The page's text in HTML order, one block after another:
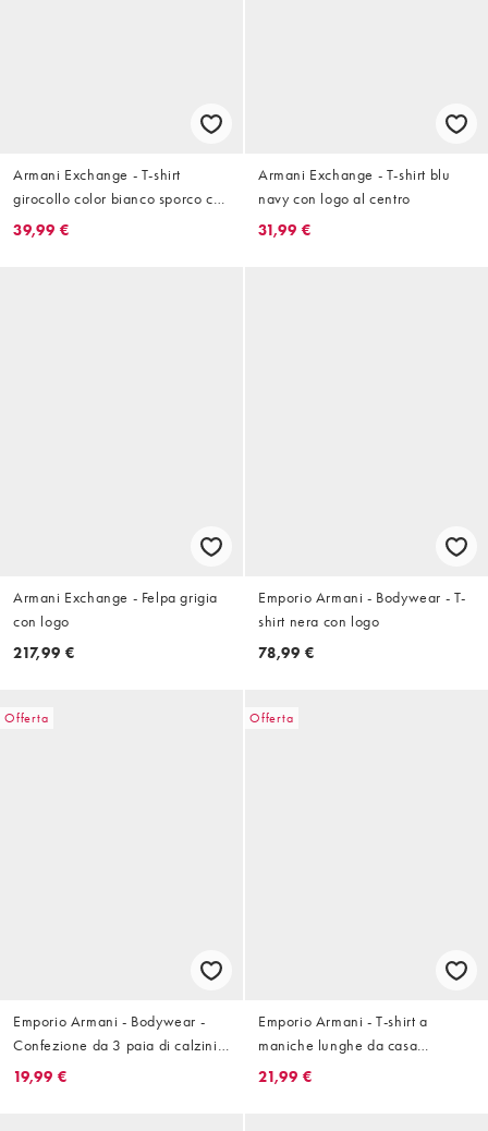
Armani Exchange - T-shirt
girocollo color bianco sporco con
logo
39,99 €
Armani Exchange - T-shirt blu
navy con logo al centro
31,99 €
Armani Exchange - Felpa grigia
con logo
217,99 €
Emporio Armani - Bodywear - T-
shirt nera con logo
78,99 €
Offerta
Emporio Armani - Bodywear -
Confezione da 3 paia di calzini
per sneakers neri con logo
19,99 €
Offerta
Emporio Armani - T-shirt a
maniche lunghe da casa
marrone
21,99 €